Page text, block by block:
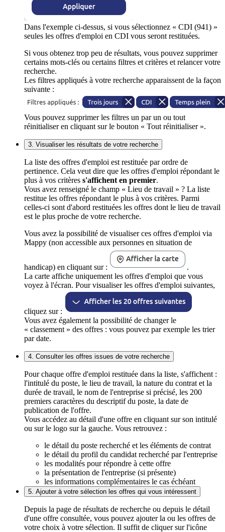
Dans l'exemple ci-dessus, si vous sélectionnez « CDI (941) »
seules les offres d'emploi en CDI vous seront restituées.
Si vous obtenez trop peu de résultats, vous pouvez supprimer
certains mots-clés ou certains filtres et critères et relancer votre
recherche.
Les filtres appliqués à votre recherche apparaissent de la façon
suivante :
Vous pouvez supprimer les filtres un par un ou tout
réinitialiser en cliquant sur le bouton « Tout réinitialiser ».
3. Visualiser les résultats de votre recherche
La liste des offres d'emploi est restituée par ordre de
pertinence. Cela veut dire que les offres d'emploi répondant le
plus à vos critères s'affichent en premier.
Vous avez renseigné le champ « Lieu de travail » ? La liste
restitue les offres répondant le plus à vos critères. Parmi
celles-ci sont d'abord restituées les offres dont le lieu de travail
est le plus proche de votre recherche.
Vous avez la possibilité de visualiser ces offres d'emploi via
Mappy (non accessible aux personnes en situation de
handicap) en cliquant sur :
.
La carte affiche uniquement les offres d'emploi que vous
voyez à l'écran. Pour visualiser les offres d'emploi suivantes,
cliquez sur :
Vous avez également la possibilité de changer le
« classement » des offres : vous pouvez par exemple les trier
par date.
4. Consulter les offres issues de votre recherche
Pour chaque offre d'emploi restituée dans la liste, s'affichent :
l'intitulé du poste, le lieu de travail, la nature du contrat et la
durée de travail, le nom de l'entreprise si précisé, les 200
premiers caractères du descriptif du poste, la date de
publication de l'offre.
Vous accédez au détail d'une offre en cliquant sur son intitulé
ou sur le logo sur la gauche. Vous retrouvez :
le détail du poste recherché et les éléments de contrat
le détail du profil du candidat recherché par l'entreprise
les modalités pour répondre à cette offre
la présentation de l'entreprise (si présente)
les informations complémentaires le cas échéant
5. Ajouter à votre sélection les offres qui vous intéressent
Depuis la page de résultats de recherche ou depuis le détail
d'une offre consultée, vous pouvez ajouter la ou les offres de
votre choix à votre sélection. Il suffit de cliquer sur l'icône